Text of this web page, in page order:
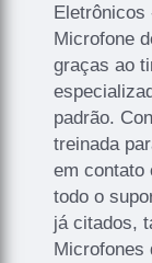
Eletrônicos
Microfone
graças ao
padrão.
treinada
em contato
todo o
já citados,
Microfones